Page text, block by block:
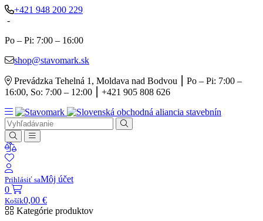
+421 948 200 229
-
Po – Pi: 7:00 – 16:00
shop@stavomark.sk
Prevádzka Tehelná 1, Moldava nad Bodvou ⎮ Po – Pi: 7:00 –
16:00, So: 7:00 – 12:00 ⎮ +421 905 808 626
Prihlásiť saMôj účet
0
Košík0,00 €
Kategórie produktov